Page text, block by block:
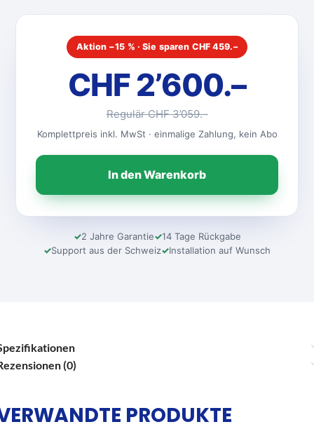
Aktion −15 % · Sie sparen CHF 459.–
CHF 2’600.–
Regulär CHF 3’059.–
Komplettpreis inkl. MwSt · einmalige Zahlung, kein Abo
In den Warenkorb
2 Jahre Garantie
14 Tage Rückgabe
Support aus der Schweiz
Installation auf Wunsch
(0)
PRODUKTE